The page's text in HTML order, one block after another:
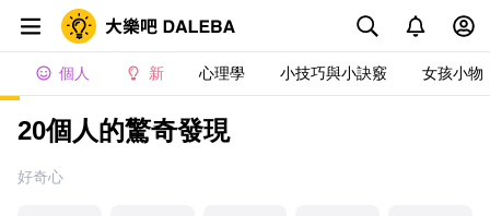
個人 新 心理學 小技巧與小訣竅 女孩小物
20個人的驚奇發現
好奇心